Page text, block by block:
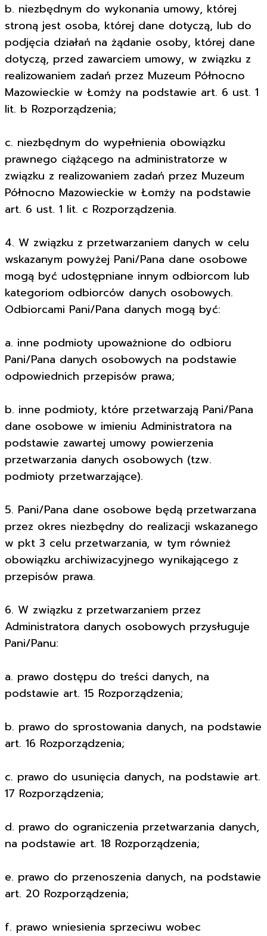
b. niezbędnym do wykonania umowy, której
stroną jest osoba, której dane dotyczą, lub do
podjęcia działań na żądanie osoby, której dane
dotyczą, przed zawarciem umowy, w związku z
realizowaniem zadań przez Muzeum Północno
Mazowieckie w Łomży na podstawie art. 6 ust. 1
lit. b Rozporządzenia;
c. niezbędnym do wypełnienia obowiązku
prawnego ciążącego na administratorze w
związku z realizowaniem zadań przez Muzeum
Północno Mazowieckie w Łomży na podstawie
art. 6 ust. 1 lit. c Rozporządzenia.
4. W związku z przetwarzaniem danych w celu
wskazanym powyżej Pani/Pana dane osobowe
mogą być udostępniane innym odbiorcom lub
kategoriom odbiorców danych osobowych.
Odbiorcami Pani/Pana danych mogą być:
a. inne podmioty upoważnione do odbioru
Pani/Pana danych osobowych na podstawie
odpowiednich przepisów prawa;
b. inne podmioty, które przetwarzają Pani/Pana
dane osobowe w imieniu Administratora na
podstawie zawartej umowy powierzenia
przetwarzania danych osobowych (tzw.
podmioty przetwarzające).
5. Pani/Pana dane osobowe będą przetwarzana
przez okres niezbędny do realizacji wskazanego
w pkt 3 celu przetwarzania, w tym również
obowiązku archiwizacyjnego wynikającego z
przepisów prawa.
6. W związku z przetwarzaniem przez
Administratora danych osobowych przysługuje
Pani/Panu:
a. prawo dostępu do treści danych, na
podstawie art. 15 Rozporządzenia;
b. prawo do sprostowania danych, na podstawie
art. 16 Rozporządzenia;
c. prawo do usunięcia danych, na podstawie art.
17 Rozporządzenia;
d. prawo do ograniczenia przetwarzania danych,
na podstawie art. 18 Rozporządzenia;
e. prawo do przenoszenia danych, na podstawie
art. 20 Rozporządzenia;
f. prawo wniesienia sprzeciwu wobec